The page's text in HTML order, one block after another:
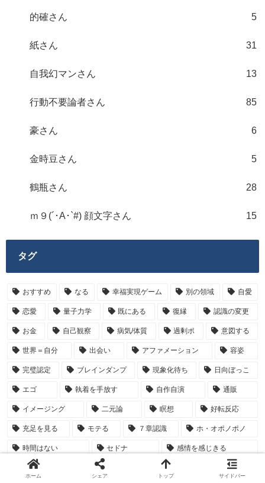
的確さん 5
紙さん 31
自我幻マンさん 13
行動不要論者さん 85
豪さん 6
金時豆さん 5
鶴瓶さん 28
ｍ９(´･A･`#) 顔文字さん 15
タグ
おすすめ なる 幸福実現ゲーム 別の領域 自愛
恋愛 量子力学 既にある 復縁 認識の変更
お金 自己観察 病気/体質 過剰ポ 意図する
世界＝自分 出会い アファメーション 容姿
完璧認定 ブレインダンプ 現象化待ち 日向ぼっこ
エゴ 執着を手放す 自作自演 通販
イメージング 二元論 瞑想 好転反応
充足を見る モテる ７章認識 ホ・オポノポノ
時間はない セドナ 感情を感じきる
意図を取り下げる 仕事 病気
ホーム シェア トップ サイドバー